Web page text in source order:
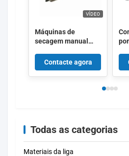
VÍDEO
Máquinas de
secagem manual
ou dois lados para
moer a tampa do
eléctrodo
Contacte agora
Todas as categorias
Materiais da liga